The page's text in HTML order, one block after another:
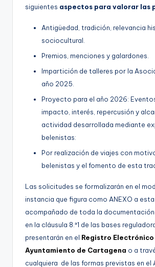
siguientes aspectos para valorar las
Antigüedad, tradición, relevancia
sociocultural.
Premios, menciones y galardones.
Impartición de talleres por la
año 2025.
Proyecto para el año 2026:
impacto, interés, repercusión y
actividad desarrollada mediante
belenistas:
Por realización de viajes con
belenistas y el fomento de esta
Las solicitudes se formalizarán en el
instancia que figura como ANEXO a
acompañado de toda la
en la cláusula 8.ª1 de las bases
presentarán en el Registro
Ayuntamiento de Cartagena o a
cualquiera de las formas previstas en el